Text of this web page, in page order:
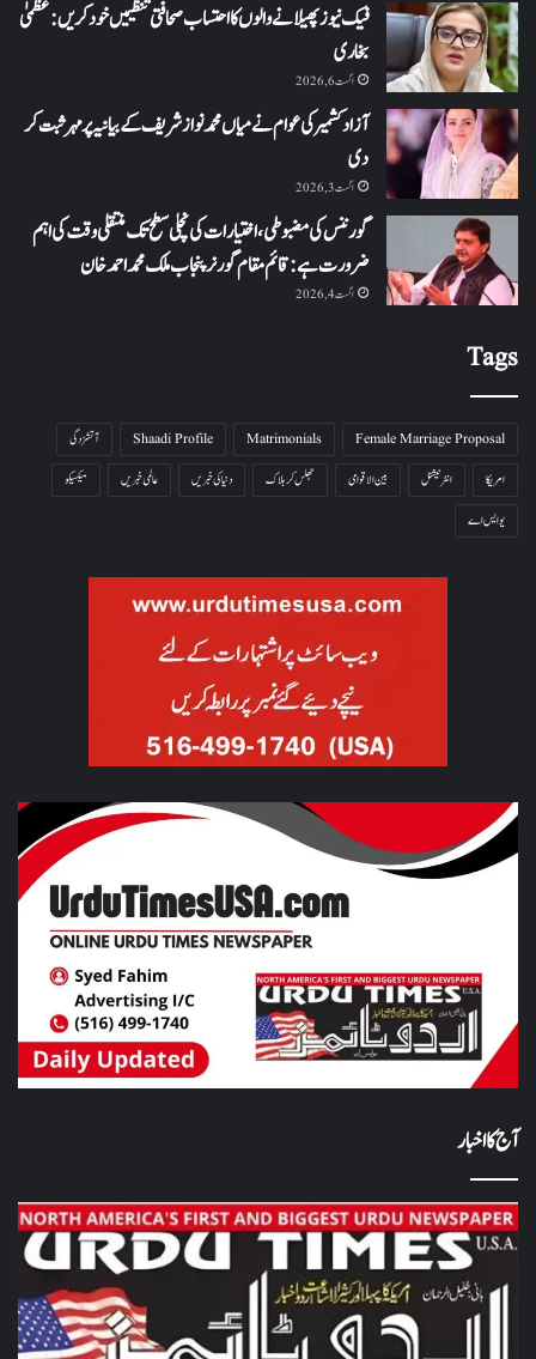
فیک نیوز پھیلانے والوں کا احتساب صحافتی تنظیمیں خود کریں: عظمیٰ
بخاری
اگست 6, 2026
آزاد کشمیر کی عوام نے میاں محمد نواز شریف کے بیانیہ پر مہر ثبت کر
دی
اگست 3, 2026
گورننس کی مضبوطی، اختیارات کی نچلی سطح تک منتقلی وقت کی اہم
ضرورت ہے: قائم مقام گورنر پنجاب ملک محمد احمد خان
اگست 4, 2026
Tags
Female Marriage Proposal
Matrimonials
Shaadi Profile
آتشزدگی
امریکا
انٹرنیشنل بین الاقوامی جھلس کر ہلاک دنیا کی خبریں عالمی خبریں
میکسیکو
یو ایس اے
آج کا اخبار